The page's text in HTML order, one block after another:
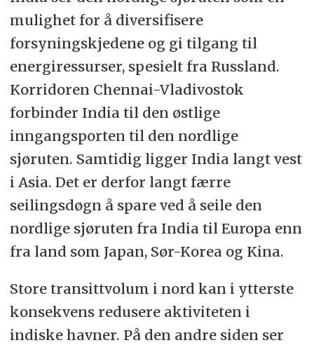
mulighet for å diversifisere
forsyningskjedene og gi tilgang til
energiressurser, spesielt fra Russland.
Korridoren Chennai-Vladivostok
forbinder India til den østlige
inngangsporten til den nordlige
sjøruten. Samtidig ligger India langt vest
i Asia. Det er derfor langt færre
seilingsdøgn å spare ved å seile den
nordlige sjøruten fra India til Europa enn
fra land som Japan, Sør-Korea og Kina.
Store transittvolum i nord kan i ytterste
konsekvens redusere aktiviteten i
indiske havner. På den andre siden ser